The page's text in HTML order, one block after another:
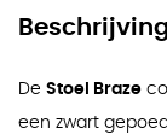
De Stoel Braze
een zwart